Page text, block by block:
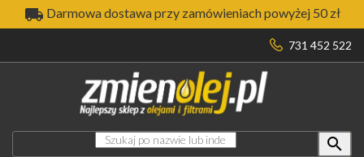
 Darmowa dostawa przy zamówieniach powyżej 50 zł
731 452 522
